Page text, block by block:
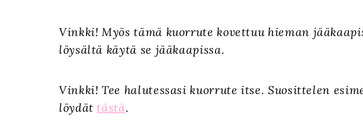
Vinkki! Myös tämä kuorrute kovettuu hieman
löysältä käytä se jääkaapissa.
Vinkki! Tee halutessasi kuorrute itse. Suosittelen
löydättästä.